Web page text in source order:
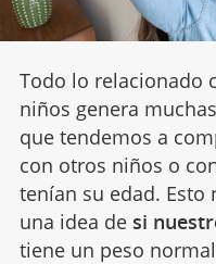
Todo lo relacionado
niños genera
que tendemos a
con otros niños o
tenían su edad. Esto
una idea de si
tiene un peso